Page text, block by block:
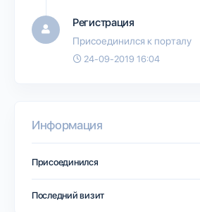
Регистрация
Присоединился к порталу
24-09-2019 16:04
Информация
Присоединился
Последний визит